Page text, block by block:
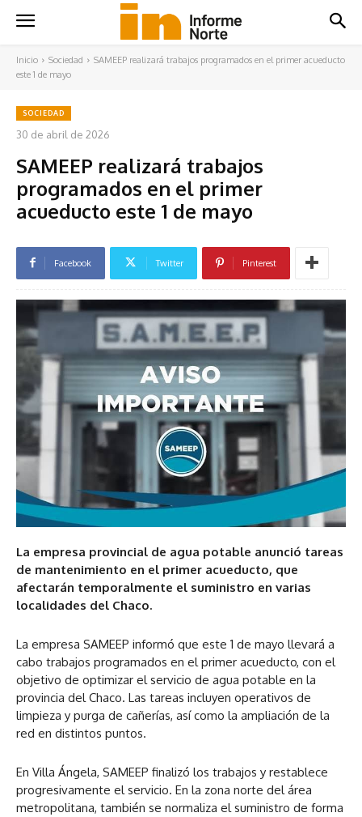
Inicio Sociedad
SAMEEP realizará trabajos programados en el primer acueducto
este 1 de mayo
SOCIEDAD
30 de abril de 2026
SAMEEP realizará trabajos
programados en el primer
acueducto este 1 de mayo
Facebook Twitter Pinterest
La empresa provincial de agua potable anunció tareas
de mantenimiento en el primer acueducto, que
afectarán temporalmente el suministro en varias
localidades del Chaco.
La empresa SAMEEP informó que este 1 de mayo llevará a
cabo trabajos programados en el primer acueducto, con el
objetivo de optimizar el servicio de agua potable en la
provincia del Chaco. Las tareas incluyen operativos de
limpieza y purga de cañerías, así como la ampliación de la
red en distintos puntos.
En Villa Ángela, SAMEEP finalizó los trabajos y restablece
progresivamente el servicio. En la zona norte del área
metropolitana, también se normaliza el suministro de forma